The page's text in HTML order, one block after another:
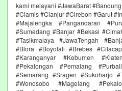
kami melayani #JawaBarat
#Ciamis #Cianjur #Cirebon #Garut
#Majalengka #Pangandaran
#Sumedang #Banjar #Bekasi
#Tasikmalaya #JawaTengah
#Blora #Boyolali #Brebes
#Karanganyar #Kebumen
#Pekalongan #Pemalang
#Semarang #Sragen #Sukoharjo
#Wonosobo #Magelang